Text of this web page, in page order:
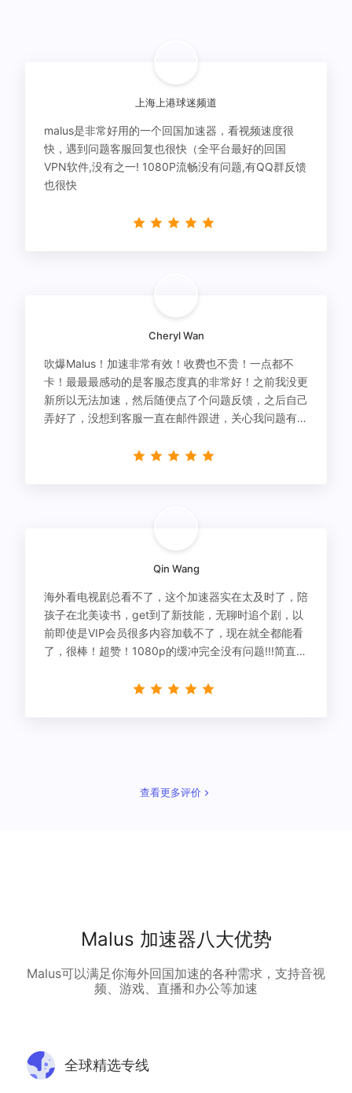
上海上港球迷频道
malus是非常好用的一个回国加速器，看视频速度很
快，遇到问题客服回复也很快（全平台最好的回国
VPN软件,没有之一! 1080P流畅没有问题,有QQ群反馈
也很快
Cheryl Wan
吹爆Malus！加速非常有效！收费也不贵！一点都不
卡！最最最感动的是客服态度真的非常好！之前我没更
新所以无法加速，然后随便点了个问题反馈，之后自己
弄好了，没想到客服一直在邮件跟进，关心我问题有没
Qin Wang
海外看电视剧总看不了，这个加速器实在太及时了，陪
孩子在北美读书，get到了新技能，无聊时追个剧，以
前即使是VIP会员很多内容加载不了，现在就全都能看
了，很棒！超赞！1080p的缓冲完全没有问题!!!简直救
查看更多评价
Malus 加速器八大优势
Malus可以满足你海外回国加速的各种需求，支持音视
频、游戏、直播和办公等加速
全球精选专线